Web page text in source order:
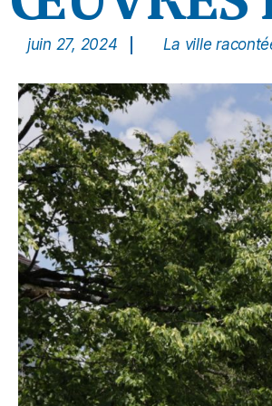
juin 27, 2024 La ville